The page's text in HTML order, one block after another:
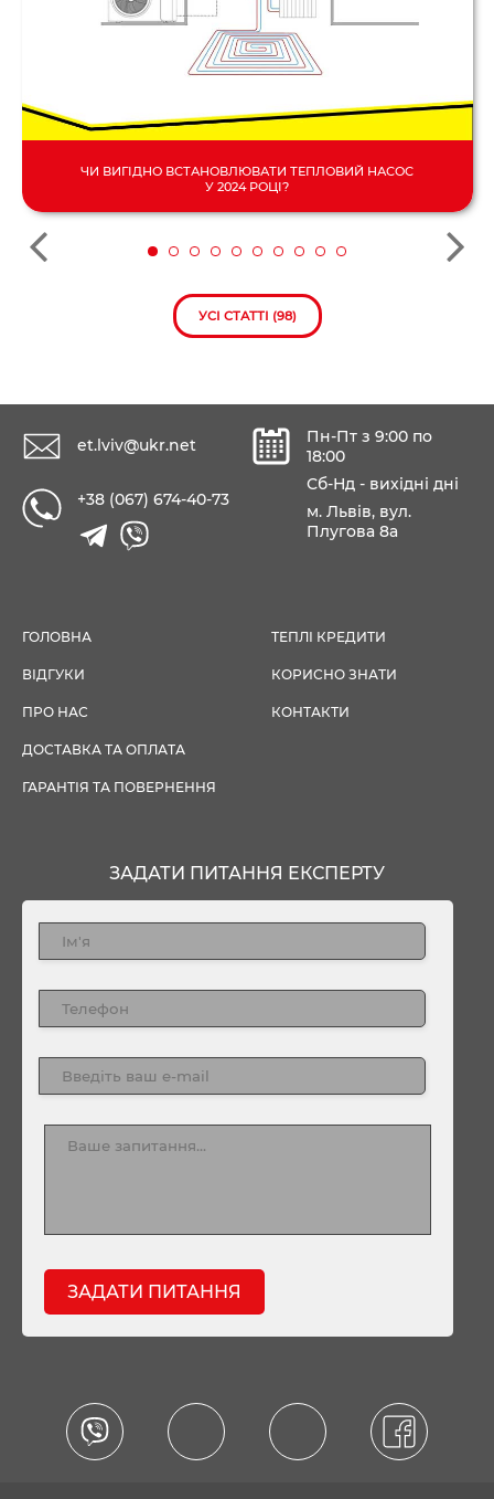
ЧИ ВИГІДНО ВСТАНОВЛЮВАТИ ТЕПЛОВИЙ НАСОС
У 2024 РОЦІ?
УСІ СТАТТІ (98)
et.lviv@ukr.net
+38 (067) 674-40-73
Пн-Пт з 9:00 по
18:00
Сб-Нд - вихідні дні
м. Львів, вул.
Плугова 8а
ГОЛОВНА
ВІДГУКИ
ПРО НАС
ДОСТАВКА ТА ОПЛАТА
ГАРАНТІЯ ТА ПОВЕРНЕННЯ
ТЕПЛІ КРЕДИТИ
КОРИСНО ЗНАТИ
КОНТАКТИ
ЗАДАТИ ПИТАННЯ ЕКСПЕРТУ
ЗАДАТИ ПИТАННЯ